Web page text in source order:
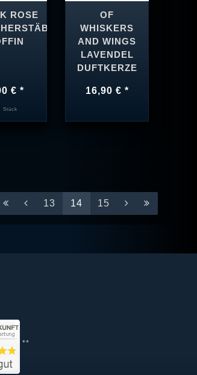
ROSE
€ *
Stück
OF
WHISKERS
AND WINGS
LAVENDEL
DUFTKERZE
16,90 € *
13 14 15
**